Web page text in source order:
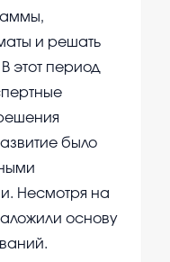
и решать
этот период
было
Несмотря на
основу